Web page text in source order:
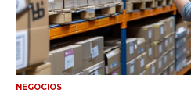
NEGOCIOS